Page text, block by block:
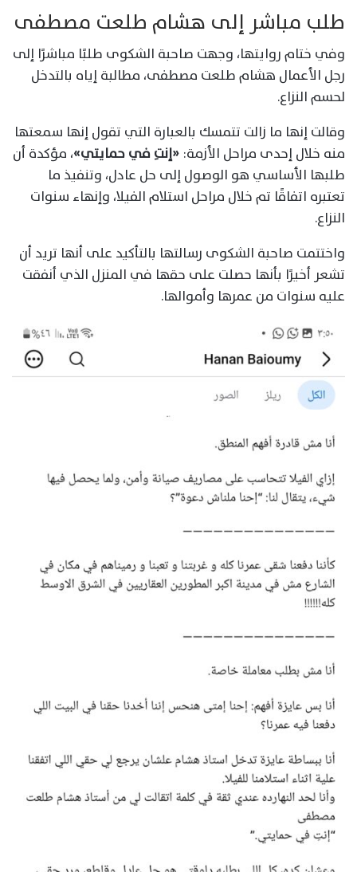
طلب مباشر إلى هشام طلعت مصطفى
وفي ختام روايتها، وجهت صاحبة الشكوى طلبًا مباشرًا إلى
رجل الأعمال هشام طلعت مصطفى، مطالبة إياه بالتدخل
لحسم النزاع.
وقالت إنها ما زالت تتمسك بالعبارة التي تقول إنها سمعتها
منه خلال إحدى مراحل الأزمة: «إنتِ في حمايتي»، مؤكدة أن
طلبها الأساسي هو الوصول إلى حل عادل، وتنفيذ ما
تعتبره اتفاقًا تم خلال مراحل استلام الفيلا، وإنهاء سنوات
النزاع.
واختتمت صاحبة الشكوى رسالتها بالتأكيد على أنها تريد أن
تشعر أخيرًا بأنها حصلت على حقها في المنزل الذي أنفقت
عليه سنوات من عمرها وأموالها.